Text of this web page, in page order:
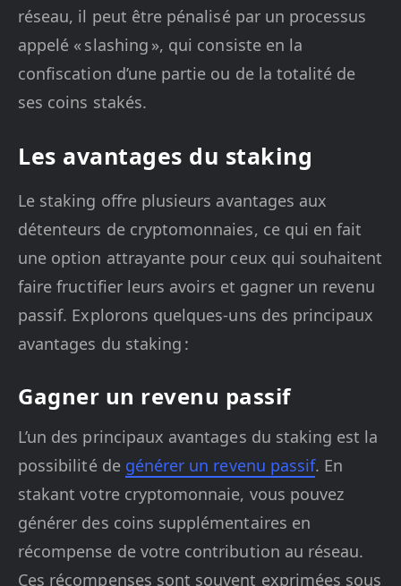
réseau, il peut être pénalisé par un processus
appelé « slashing », qui consiste en la
confiscation d’une partie ou de la totalité de
ses coins stakés.
Les avantages du staking
Le staking offre plusieurs avantages aux
détenteurs de cryptomonnaies, ce qui en fait
une option attrayante pour ceux qui souhaitent
faire fructifier leurs avoirs et gagner un revenu
passif. Explorons quelques-uns des principaux
avantages du staking :
Gagner un revenu passif
L’un des principaux avantages du staking est la
possibilité de générer un revenu passif. En
stakant votre cryptomonnaie, vous pouvez
générer des coins supplémentaires en
récompense de votre contribution au réseau.
Ces récompenses sont souvent exprimées sous